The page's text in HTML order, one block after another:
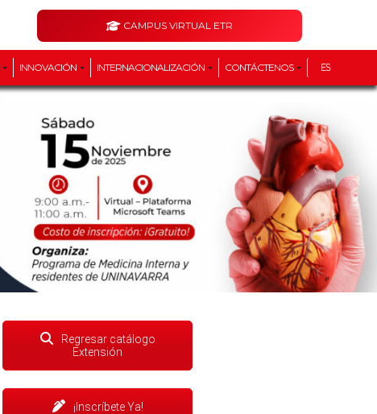
CAMPUS VIRTUAL ETR
INNOVACIÓN INTERNACIONALIZACIÓN CONTÁCTENOS ES
Regresar catálogo
Extensión
¡Inscríbete Ya!